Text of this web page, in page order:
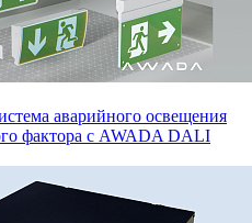
аварийного освещения
фактора с AWADA DALI